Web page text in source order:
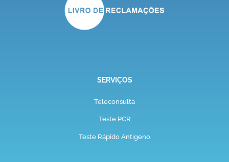
SERVIÇOS
Teleconsulta
Teste PCR
Teste Rápido Antigeno